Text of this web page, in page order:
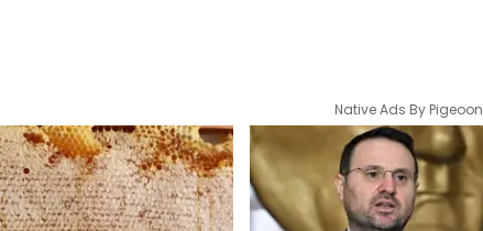
Native Ads By Pigeoon